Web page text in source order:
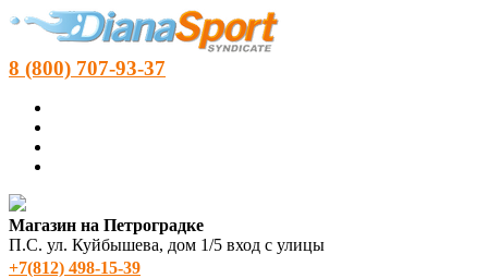
8 (800) 707-93-37
Магазин на Петроградке
П.С. ул. Куйбышева, дом 1/5 вход с улицы
+7(812) 498‑15-39